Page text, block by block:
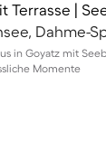
in Goyatz mit
Momente